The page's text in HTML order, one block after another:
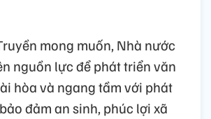
mong muốn, Nhà nước
nguồn lực để phát triển văn
hòa và ngang tầm với phát
đảm an sinh, phúc lợi xã